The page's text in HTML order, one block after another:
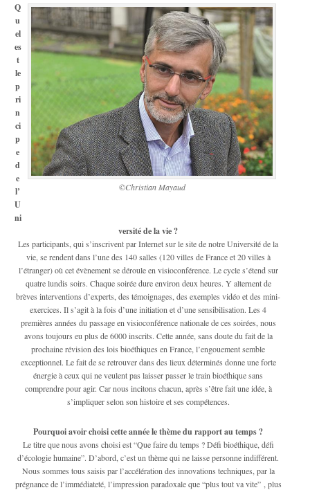
©Christian Mayaud
Q
u
el
es
t
le
p
ri
n
ci
p
e
d
e
l’
U
ni
versité de la vie ?
Les participants, qui s’inscrivent par Internet sur le site de notre Université de la
vie, se rendent dans l’une des 140 salles (120 villes de France et 20 villes à
l’étranger) où cet évènement se déroule en visioconférence. Le cycle s’étend sur
quatre lundis soirs. Chaque soirée dure environ deux heures. Y alternent de
brèves interventions d’experts, des témoignages, des exemples vidéo et des mini-
exercices. Il s’agit à la fois d’une initiation et d’une sensibilisation. Les 4
premières années du passage en visioconférence nationale de ces soirées, nous
avons toujours eu plus de 6000 inscrits. Cette année, sans doute du fait de la
prochaine révision des lois bioéthiques en France, l’engouement semble
exceptionnel. Le fait de se retrouver dans des lieux déterminés donne une forte
énergie à ceux qui ne veulent pas laisser passer le train bioéthique sans
comprendre pour agir. Car nous incitons chacun, après s’être fait une idée, à
s’impliquer selon son histoire et ses compétences.
Pourquoi avoir choisi cette année le thème du rapport au temps ?
Le titre que nous avons choisi est “Que faire du temps ? Défi bioéthique, défi
d’écologie humaine”. D’abord, c’est un thème qui ne laisse personne indifférent.
Nous sommes tous saisis par l’accélération des innovations techniques, par la
prégnance de l’immédiateté, l’impression paradoxale que “plus tout va vite” , plus